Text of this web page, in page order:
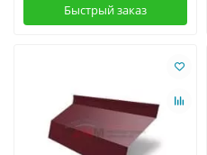
Быстрый заказ